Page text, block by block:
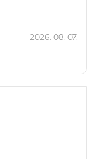
2026. 08. 07.